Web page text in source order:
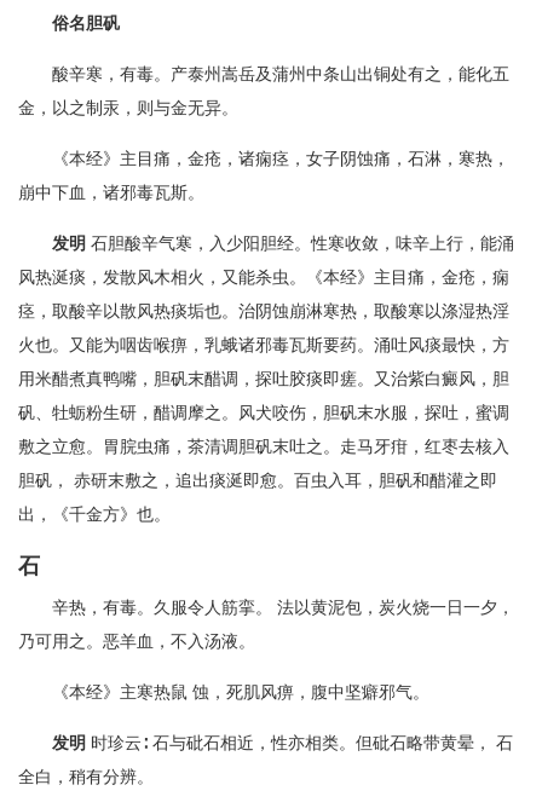
俗名胆矾
酸辛寒，有毒。产泰州嵩岳及蒲州中条山出铜处有之，能化五
金，以之制汞，则与金无异。
《本经》主目痛，金疮，诸痫痉，女子阴蚀痛，石淋，寒热，
崩中下血，诸邪毒瓦斯。
发明 石胆酸辛气寒，入少阳胆经。性寒收敛，味辛上行，能涌
风热涎痰，发散风木相火，又能杀虫。《本经》主目痛，金疮，痫
痉，取酸辛以散风热痰垢也。治阴蚀崩淋寒热，取酸寒以涤湿热淫
火也。又能为咽齿喉痹，乳蛾诸邪毒瓦斯要药。涌吐风痰最快，方
用米醋煮真鸭嘴，胆矾末醋调，探吐胶痰即瘥。又治紫白癜风，胆
矾、牡蛎粉生研，醋调摩之。风犬咬伤，胆矾末水服，探吐，蜜调
敷之立愈。胃脘虫痛，茶清调胆矾末吐之。走马牙疳，红枣去核入
胆矾， 赤研末敷之，追出痰涎即愈。百虫入耳，胆矾和醋灌之即
出，《千金方》也。
石
辛热，有毒。久服令人筋挛。 法以黄泥包，炭火烧一日一夕，
乃可用之。恶羊血，不入汤液。
《本经》主寒热鼠 蚀，死肌风痹，腹中坚癖邪气。
发明 时珍云∶ 石与砒石相近，性亦相类。但砒石略带黄晕， 石
全白，稍有分辨。